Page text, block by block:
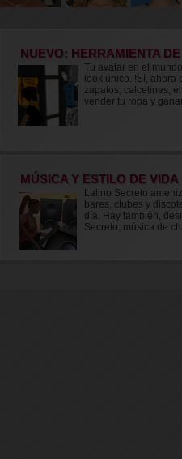
NUEVO: HERRAMIENTA
Tu avatar en el
look único. !Sí, ahora
zapatos, calcetines,
vender tu ropa y
MÚSICA Y ESTILO DE VIDA
Latino Secreto
bares, clubes y
día. Hay también,
Secreto, música de